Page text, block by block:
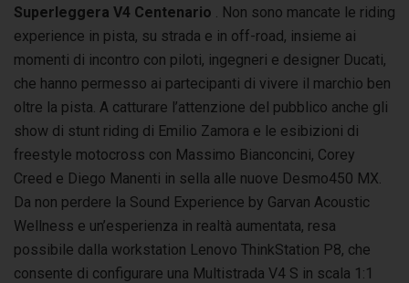
Superleggera V4 Centenario
. Non sono mancate le riding
experience in pista, su strada e in off-road, insieme ai
momenti di incontro con piloti, ingegneri e designer Ducati,
che hanno permesso ai partecipanti di vivere il marchio ben
oltre la pista. A catturare l’attenzione del pubblico anche gli
show di stunt riding di Emilio Zamora e le esibizioni di
freestyle motocross con Massimo Bianconcini, Corey
Creed e Diego Manenti in sella alle nuove Desmo450 MX.
Da non perdere la Sound Experience by Garvan Acoustic
Wellness e un’esperienza in realtà aumentata, resa
possibile dalla workstation Lenovo ThinkStation P8, che
consente di configurare una Multistrada V4 S in scala 1:1